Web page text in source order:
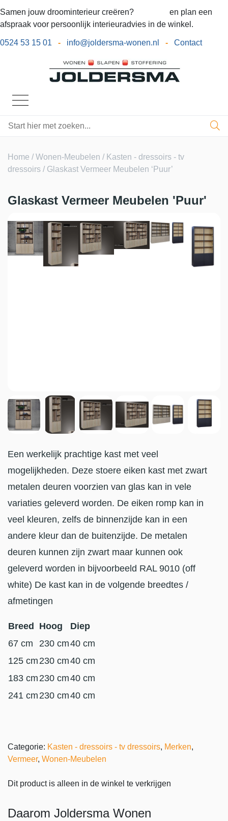
Samen jouw droominterieur creëren?
en plan een
afspraak voor persoonlijk interieuradvies in de winkel.
0524 53 15 01 - info@joldersma-wonen.nl - Contact
Home /Wonen-Meubelen / Kasten - dressoirs - tv
dressoirs / Glaskast Vermeer Meubelen ‘Puur’
Glaskast Vermeer Meubelen 'Puur'
Een werkelijk prachtige kast met veel
mogelijkheden. Deze stoere eiken kast met zwart
metalen deuren voorzien van glas kan in vele
variaties geleverd worden. De eiken romp kan in
veel kleuren, zelfs de binnenzijde kan in een
andere kleur dan de buitenzijde. De metalen
deuren kunnen zijn zwart maar kunnen ook
geleverd worden in bijvoorbeeld RAL 9010 (off
white) De kast kan in de volgende breedtes /
afmetingen
Breed Hoog
Diep
67 cm
230 cm40 cm
125 cm 230 cm40 cm
183 cm 230 cm40 cm
241 cm 230 cm40 cm
Categorie: Kasten - dressoirs - tv dressoirs, Merken,
Vermeer, Wonen-Meubelen
Dit product is alleen in de winkel te verkrijgen
Daarom Joldersma Wonen